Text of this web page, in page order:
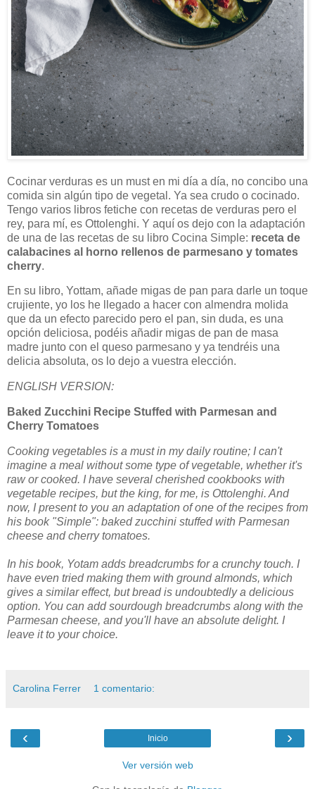
Cocinar verduras es un must en mi día a día, no concibo una
comida sin algún tipo de vegetal. Ya sea crudo o cocinado.
Tengo varios libros fetiche con recetas de verduras pero el
rey, para mí, es Ottolenghi. Y aquí os dejo con la adaptación
de una de las recetas de su libro Cocina Simple: receta de
calabacines al horno rellenos de parmesano y tomates
cherry.
En su libro, Yottam, añade migas de pan para darle un toque
crujiente, yo los he llegado a hacer con almendra molida
que da un efecto parecido pero el pan, sin duda, es una
opción deliciosa, podéis añadir migas de pan de masa
madre junto con el queso parmesano y ya tendréis una
delicia absoluta, os lo dejo a vuestra elección.
ENGLISH VERSION:
Baked Zucchini Recipe Stuffed with Parmesan and
Cherry Tomatoes
Cooking vegetables is a must in my daily routine; I can't
imagine a meal without some type of vegetable, whether it's
raw or cooked. I have several cherished cookbooks with
vegetable recipes, but the king, for me, is Ottolenghi. And
now, I present to you an adaptation of one of the recipes from
his book "Simple": baked zucchini stuffed with Parmesan
cheese and cherry tomatoes.
In his book, Yotam adds breadcrumbs for a crunchy touch. I
have even tried making them with ground almonds, which
gives a similar effect, but bread is undoubtedly a delicious
option. You can add sourdough breadcrumbs along with the
Parmesan cheese, and you'll have an absolute delight. I
leave it to your choice.
Carolina Ferrer 1 comentario:
‹ ›
Inicio
Ver versión web